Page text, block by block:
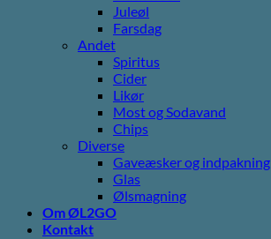
Juleøl
Farsdag
Andet
Spiritus
Cider
Likør
Most og Sodavand
Chips
Diverse
Gaveæsker og indpakning
Glas
Ølsmagning
Om ØL2GO
Kontakt